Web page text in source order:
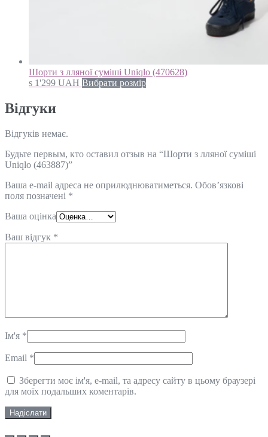
Шорти з лляної суміші Uniqlo (470628)
s 1'299 UAH Вибрати розмір
Відгуки
Відгуків немає.
Будьте первым, кто оставил отзыв на “Шорти з лляної суміші
Uniqlo (463887)”
Ваша e-mail адреса не оприлюднюватиметься. Обов’язкові
поля позначені *
Ваша оцінка
Ваш відгук *
Ім'я *
Email *
Зберегти моє ім'я, e-mail, та адресу сайту в цьому браузері
для моїх подальших коментарів.